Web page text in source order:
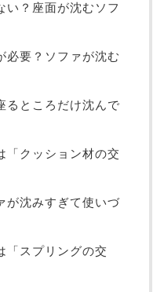
い？座面が沈むソフ
必要？ソファが沈む
ところだけ沈んで
「クッション材の交
が沈みすぎて使いづ
「スプリングの交